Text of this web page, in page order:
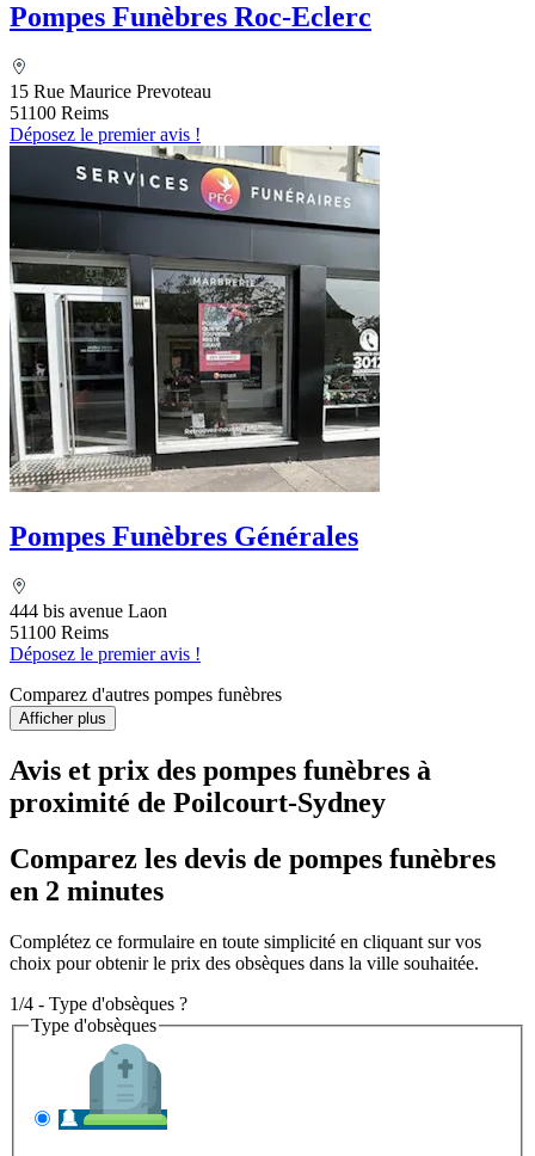
Pompes Funèbres Roc-Eclerc
15 Rue Maurice Prevoteau
51100 Reims
Déposez le premier avis !
Pompes Funèbres Générales
444 bis avenue Laon
51100 Reims
Déposez le premier avis !
Comparez d'autres pompes funèbres
Afficher plus
Avis et prix des pompes funèbres à
proximité de Poilcourt-Sydney
Comparez les devis de pompes funèbres
en 2 minutes
Complétez ce formulaire en toute simplicité en cliquant sur vos
choix pour obtenir le prix des obsèques dans la ville souhaitée.
1/4 - Type d'obsèques ?
Type d'obsèques